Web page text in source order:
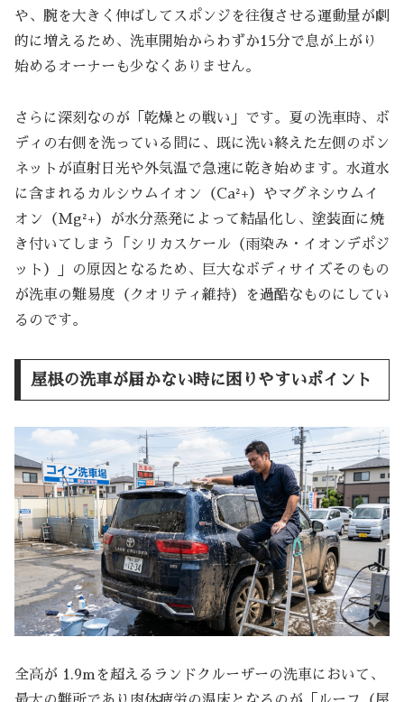
や、腕を大きく伸ばしてスポンジを往復させる運動量が劇
的に増えるため、洗車開始からわずか15分で息が上がり
始めるオーナーも少なくありません。
さらに深刻なのが「乾燥との戦い」です。夏の洗車時、ボ
ディの右側を洗っている間に、既に洗い終えた左側のボン
ネットが直射日光や外気温で急速に乾き始めます。水道水
に含まれるカルシウムイオン（Ca²+）やマグネシウムイ
オン（Mg²+）が水分蒸発によって結晶化し、塗装面に焼
き付いてしまう「シリカスケール（雨染み・イオンデポジ
ット）」の原因となるため、巨大なボディサイズそのもの
が洗車の難易度（クオリティ維持）を過酷なものにしてい
るのです。
屋根の洗車が届かない時に困りやすいポイント
全高が 1.9mを超えるランドクルーザーの洗車において、